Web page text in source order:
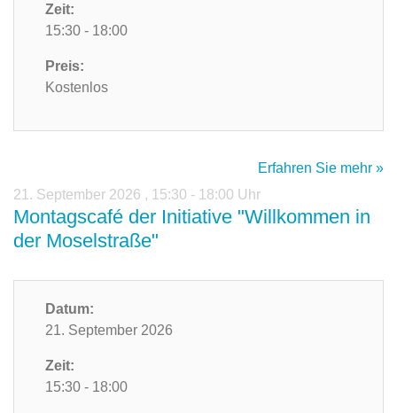
Zeit:
15:30 - 18:00
Preis:
Kostenlos
Erfahren Sie mehr »
21. September 2026 , 15:30 - 18:00 Uhr
Montagscafé der Initiative "Willkommen in
der Moselstraße"
Datum:
21. September 2026
Zeit:
15:30 - 18:00